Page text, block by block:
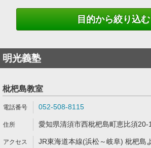
目的から絞り込む
明光義塾
枇杷島教室
052-508-8115
愛知県清須市西枇杷島町恵比須20-
JR東海道本線(浜松～岐阜) 枇杷島